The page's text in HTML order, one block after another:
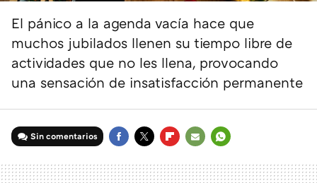
El pánico a la agenda vacía hace que
muchos jubilados llenen su tiempo libre de
actividades que no les llena, provocando
una sensación de insatisfacción permanente
Sin comentarios
MAIL